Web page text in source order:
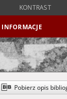
KONTRAST
INFORMACJE
Pobierz opis